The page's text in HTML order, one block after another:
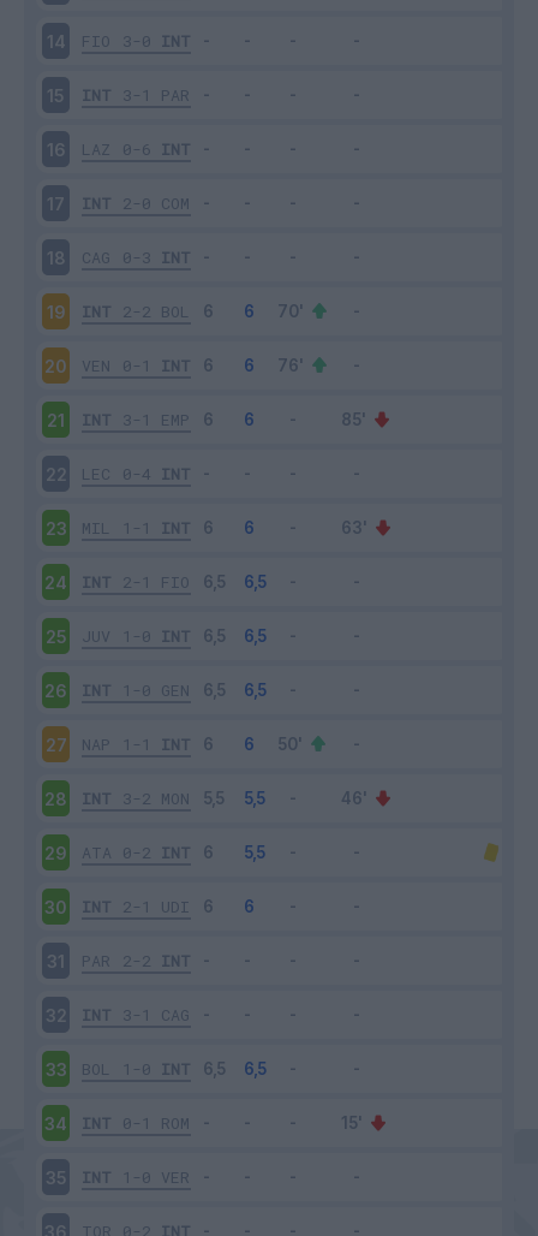
14 FIO 3-0 INT
15 INT 3-1 PAR
16 LAZ 0-6 INT
17 INT 2-0 COM
18 CAG 0-3 INT
19 INT 2-2 BOL
20 VEN 0-1 INT
21 INT 3-1 EMP
22 LEC 0-4 INT
23 MIL 1-1 INT
24 INT 2-1 FIO
25 JUV 1-0 INT
26 INT 1-0 GEN
27 NAP 1-1 INT
28 INT 3-2 MON
29 ATA 0-2 INT
30 INT 2-1 UDI
31 PAR 2-2 INT
32 INT 3-1 CAG
33 BOL 1-0 INT
34 INT 0-1 ROM
35 INT 1-0 VER
36 TOR 0-2 INT